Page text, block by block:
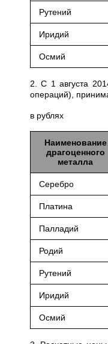
Рутений
Иридий
Осмий
2. С 1 августа
операций),
в рублях
Наименование
драгоценного
металла
Серебро
Платина
Палладий
Родий
Рутений
Иридий
Осмий